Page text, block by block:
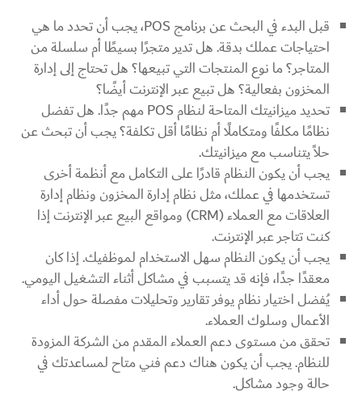
قبل البدء في البحث عن برنامج POS، يجب أن تحدد ما هي
احتياجات عملك بدقة. هل تدير متجرًا بسيطًا أم سلسلة من
المتاجر؟ ما نوع المنتجات التي تبيعها؟ هل تحتاج إلى إدارة
المخزون بفعالية؟ هل تبيع عبر الإنترنت أيضًا؟
تحديد ميزانيتك المتاحة لنظام POS مهم جدًا. هل تفضل
نظامًا مكلفًا ومتكاملًا أم نظامًا أقل تكلفة؟ يجب أن تبحث عن
حلاً يتناسب مع ميزانيتك.
يجب أن يكون النظام قادرًا على التكامل مع أنظمة أخرى
تستخدمها في عملك، مثل نظام إدارة المخزون ونظام إدارة
العلاقات مع العملاء (CRM) ومواقع البيع عبر الإنترنت إذا
كنت تتاجر عبر الإنترنت.
يجب أن يكون النظام سهل الاستخدام لموظفيك. إذا كان
معقدًا جدًا، فإنه قد يتسبب في مشاكل أثناء التشغيل اليومي.
يُفضل اختيار نظام يوفر تقارير وتحليلات مفصلة حول أداء
الأعمال وسلوك العملاء.
تحقق من مستوى دعم العملاء المقدم من الشركة المزودة
للنظام. يجب أن يكون هناك دعم فني متاح لمساعدتك في
حالة وجود مشاكل.